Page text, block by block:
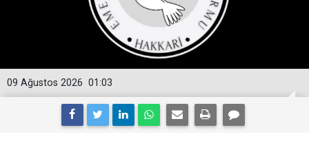
01:03
09 Ağustos 2026